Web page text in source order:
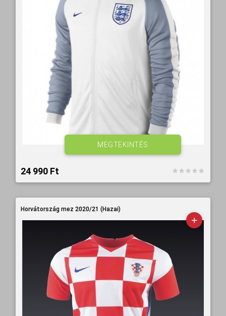
24 990 Ft‎
MEGTEKINTÉS
Horvátország mez 2020/21 (Hazai)